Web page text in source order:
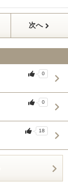
次へ
0
0
18